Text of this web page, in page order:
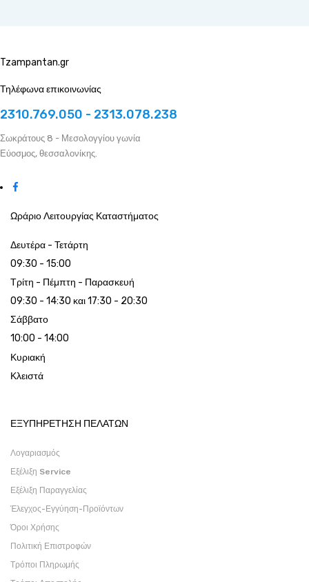
Tzampantan.gr
Τηλέφωνα επικοινωνίας
2310.769.050 - 2313.078.238
Σωκράτους 8 - Μεσολογγίου γωνία
Εύοσμος, θεσσαλονίκης.
Ωράριο Λειτουργίας Καταστήματος
Δευτέρα - Τετάρτη
09:30 - 15:00
Τρίτη - Πέμπτη - Παρασκευή
09:30 - 14:30 και 17:30 - 20:30
Σάββατο
10:00 - 14:00
Κυριακή
Κλειστά
ΕΞΥΠΗΡΕΤΗΣΗ ΠΕΛΑΤΩΝ
Λογαριασμός
Εξέλιξη Service
Εξέλιξη Παραγγελίας
Έλεγχος-Εγγύηση-Προϊόντων
Όροι Χρήσης
Πολιτική Επιστροφών
Τρόποι Πληρωμής